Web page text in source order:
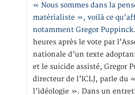
« Nous sommes dans la
matérialiste », voilà ce
notamment Gregor Puppinck.
heures après le vote par
nationale d’un texte
et le suicide assisté, Gregor
directeur de l’ICLJ, parle du
l’idéologie ». Dans un